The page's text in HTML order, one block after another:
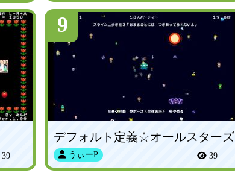
39
9
デフォルト定義☆オールスターズ
うぃーP 39